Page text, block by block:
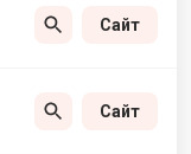
Сайт
Сайт